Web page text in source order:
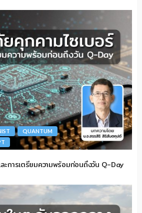
QUANTUM
ะการเตรียมความพร้อมก่อนถึงวัน Q-Day